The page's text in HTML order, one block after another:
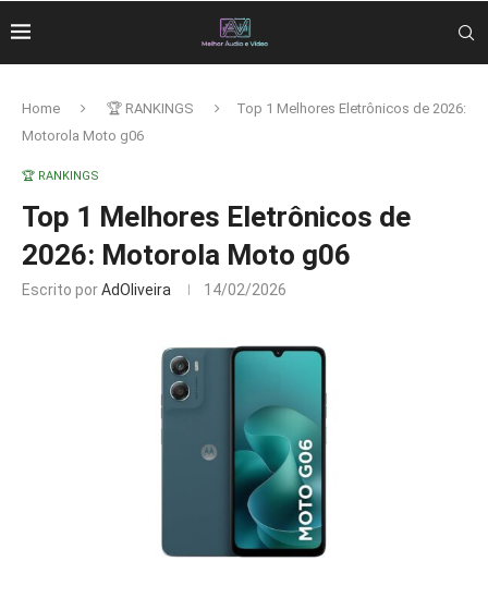
Home 🏆 RANKINGS
Top 1 Melhores Eletrônicos de 2026:
Motorola Moto g06
🏆 RANKINGS
Top 1 Melhores Eletrônicos de
2026: Motorola Moto g06
Escrito porAdOliveira 14/02/2026